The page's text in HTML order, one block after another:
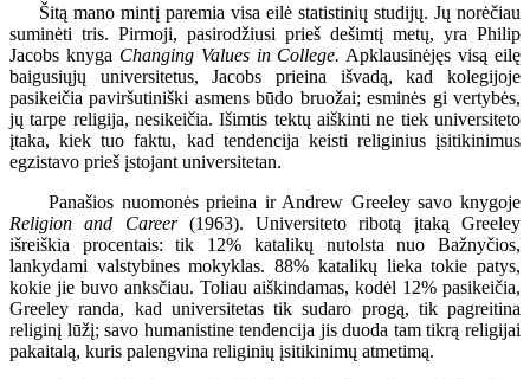
Šitą mano mintį paremia visa eilė statistinių studijų. Jų norėčiau
suminėti tris. Pirmoji, pasirodžiusi prieš dešimtį metų, yra Philip
Jacobs knyga Changing Values in College. Apklausinėjęs visą eilę
baigusiųjų universitetus, Jacobs prieina išvadą, kad kolegijoje
pasikeičia paviršutiniški asmens būdo bruožai; esminės gi vertybės,
jų tarpe religija, nesikeičia. Išimtis tektų aiškinti ne tiek universiteto
įtaka, kiek tuo faktu, kad tendencija keisti religinius įsitikinimus
egzistavo prieš įstojant universitetan.
Panašios nuomonės prieina ir Andrew Greeley savo knygoje
Religion and Career (1963). Universiteto ribotą įtaką Greeley
išreiškia procentais: tik 12% katalikų nutolsta nuo Bažnyčios,
lankydami valstybines mokyklas. 88% katalikų lieka tokie patys,
kokie jie buvo anksčiau. Toliau aiškindamas, kodėl 12% pasikeičia,
Greeley randa, kad universitetas tik sudaro progą, tik pagreitina
religinį lūžį; savo humanistine tendencija jis duoda tam tikrą religijai
pakaitalą, kuris palengvina religinių įsitikinimų atmetimą.